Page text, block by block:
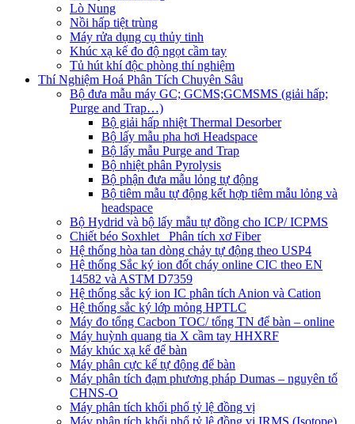
Lò Nung
Nồi hấp tiệt trùng
Máy rửa dụng cụ thủy tinh
Khúc xạ kế đo độ ngọt cầm tay
Tủ hút khí độc phòng thí nghiệm
Thí Nghiệm Hoá Phân Tích Chuyên Sâu
Bộ đưa mẫu máy GC; GCMS;GCMSMS (giải hấp;
Purge and Trap…)
Bộ giải hấp nhiệt Thermal Desorber
Bộ lấy mẫu pha hơi Headspace
Bộ lấy mẫu Purge and Trap
Bộ nhiệt phân Pyrolysis
Bộ phận đưa mẫu lỏng tự động
Bộ tiêm mẫu tự động kết hợp tiêm mẫu lỏng và
headspace
Bộ Hydrid và bộ lấy mẫu tự đồng cho ICP/ ICPMS
Chiết béo Soxhlet_ Phân tích xơ Fiber
Hệ thống hòa tan dòng chảy tự động theo USP4
Hệ thống Sắc ký ion đốt cháy online CIC theo EN
14582 và ASTM D7359
Hệ thống sắc ký ion IC phân tích Anion và Cation
Hệ thống sắc ký lớp mỏng HPTLC
Máy đo tổng Cacbon TOC/ tổng TN để bàn – online
Máy huỳnh quang tia X cầm tay HHXRF
Máy khúc xạ kế để bàn
Máy phân cực kế tự động để bàn
Máy phân tích đạm phương pháp Dumas – nguyên tố
CHNS-O
Máy phân tích khối phổ tỷ lệ đồng vị
Máy phân tích khối phổ tỷ lệ đồng vị IRMS (Isotope)